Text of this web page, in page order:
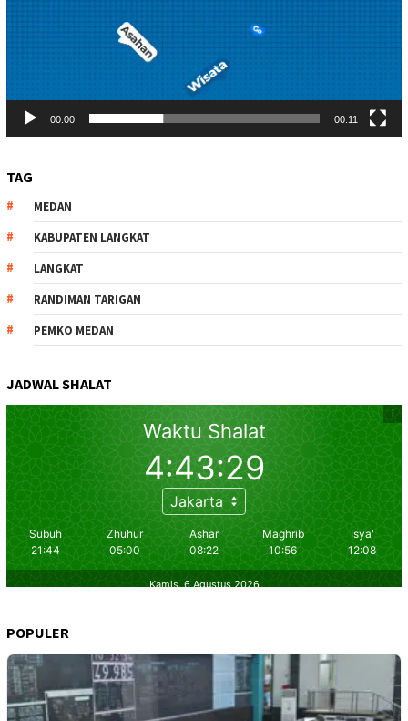
00:00 00:11
TAG
MEDAN
KABUPATEN LANGKAT
LANGKAT
RANDIMAN TARIGAN
PEMKO MEDAN
JADWAL SHALAT
POPULER